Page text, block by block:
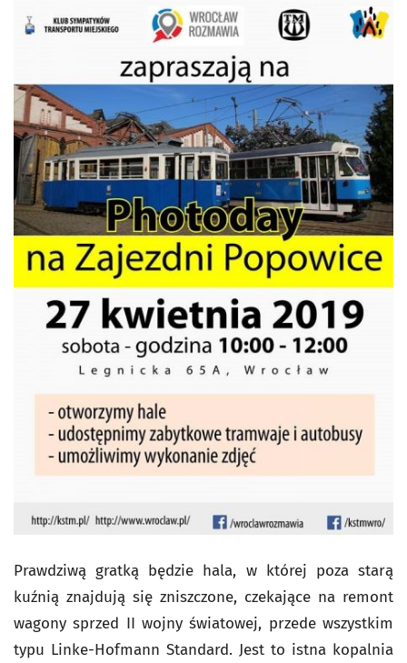
Prawdziwą gratką będzie hala, w której poza starą
kuźnią znajdują się zniszczone, czekające na remont
wagony sprzed II wojny światowej, przede wszystkim
typu Linke-Hofmann Standard. Jest to istna kopalnia